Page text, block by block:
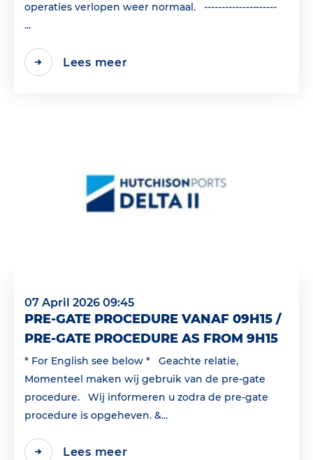
operaties verlopen weer normaal. ---------------------
...
Lees meer
07 April 2026 09:45
PRE-GATE PROCEDURE VANAF 09H15 /
PRE-GATE PROCEDURE AS FROM 9H15
* For English see below * Geachte relatie,
Momenteel maken wij gebruik van de pre-gate
procedure. Wij informeren u zodra de pre-gate
procedure is opgeheven. &...
Lees meer